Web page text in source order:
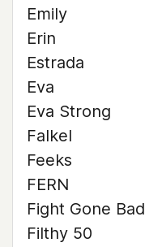
Emily
Erin
Estrada
Eva
Eva Strong
Falkel
Feeks
FERN
Fight Gone Bad
Filthy 50